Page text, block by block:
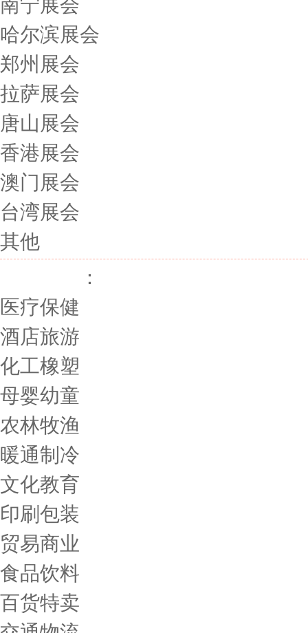
南宁展会
哈尔滨展会
郑州展会
拉萨展会
唐山展会
香港展会
澳门展会
台湾展会
其他
：
医疗保健
酒店旅游
化工橡塑
母婴幼童
农林牧渔
暖通制冷
文化教育
印刷包装
贸易商业
食品饮料
百货特卖